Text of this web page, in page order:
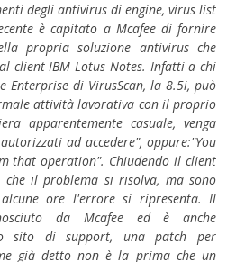
degli antivirus di engine, virus list
è capitato a Mcafee di fornire
propria soluzione antivirus che
client IBM Lotus Notes. Infatti a chi
di VirusScan, la 8.5i, può
attività lavorativa con il proprio
apparentemente casuale, venga
ad accedere", oppure:"You
that operation". Chiudendo il client
il problema si risolva, ma sono
ore l'errore si ripresenta. Il
da Mcafee ed è anche
sito di support, una patch per
già detto non è la prima che un